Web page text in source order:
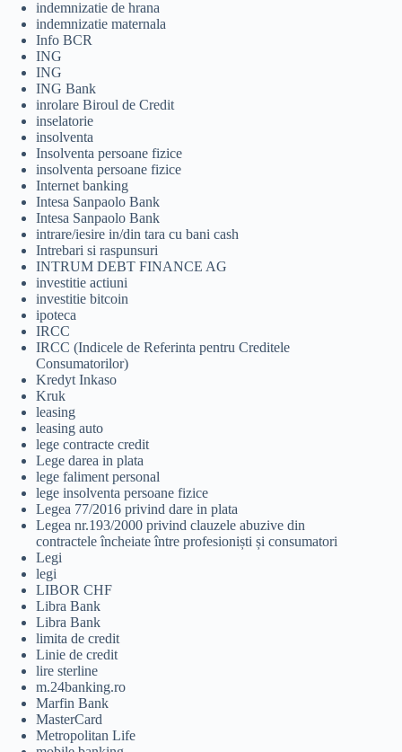
indemnizatie de hrana
indemnizatie maternala
Info BCR
ING
ING
ING Bank
inrolare Biroul de Credit
inselatorie
insolventa
Insolventa persoane fizice
insolventa persoane fizice
Internet banking
Intesa Sanpaolo Bank
Intesa Sanpaolo Bank
intrare/iesire in/din tara cu bani cash
Intrebari si raspunsuri
INTRUM DEBT FINANCE AG
investitie actiuni
investitie bitcoin
ipoteca
IRCC
IRCC (Indicele de Referinta pentru Creditele
Consumatorilor)
Kredyt Inkaso
Kruk
leasing
leasing auto
lege contracte credit
Lege darea in plata
lege faliment personal
lege insolventa persoane fizice
Legea 77/2016 privind dare in plata
Legea nr.193/2000 privind clauzele abuzive din
contractele încheiate între profesioniști și consumatori
Legi
legi
LIBOR CHF
Libra Bank
Libra Bank
limita de credit
Linie de credit
lire sterline
m.24banking.ro
Marfin Bank
MasterCard
Metropolitan Life